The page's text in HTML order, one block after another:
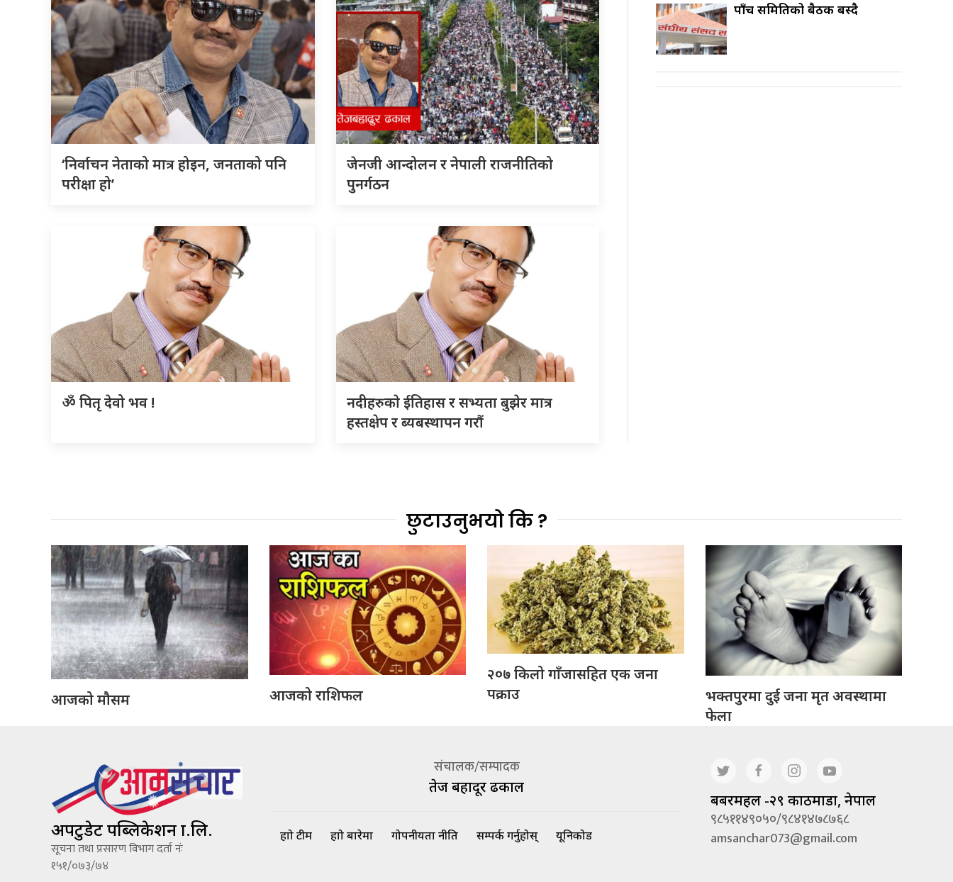
‘निर्वाचन नेताको मात्र होइन, जनताको पनि
परीक्षा हो’
जेनजी आन्दोलन र नेपाली राजनीतिको
पुनर्गठन
ॐ पितृ देवो भव !
नदीहरुकाे ईतिहास र सभ्यता बुझेर मात्र
हस्तक्षेप र ब्यबस्थापन गराैं
पाँच समितिको बैठक बस्दै
छुटाउनुभयो कि ?
आजको मौसम आजको राशिफल
२०७ किलो गाँजासहित एक जना
पक्राउ
भक्तपुरमा दुई जना मृत अवस्थामा
फेला
अपटुडेट पब्लिकेशन प्रा.लि.
सूचना तथा प्रसारण विभाग दर्ता नंः
१५१/०७३/७४
संचालक/सम्पादक
तेज बहादूर ढकाल
हाम्रो टीम हाम्रो बारेमा गोपनीयता नीति सम्पर्क गर्नुहोस् यूनिकोड
बबरमहल -२९ काठमाडौं, नेपाल
९८५११४९०५०/९८४१४७८७६८
amsanchar073@gmail.com